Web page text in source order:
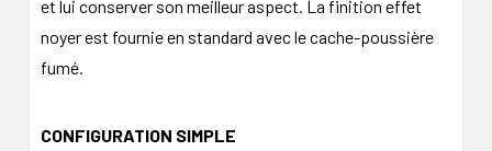
et lui conserver son meilleur aspect. La finition effet
noyer est fournie en standard avec le cache-poussière
fumé.
CONFIGURATION SIMPLE